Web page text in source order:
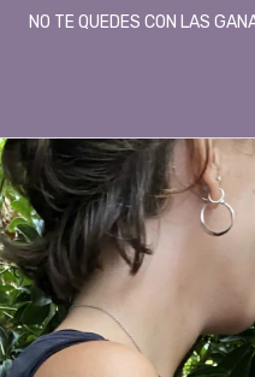
NO TE QUEDES CON LAS